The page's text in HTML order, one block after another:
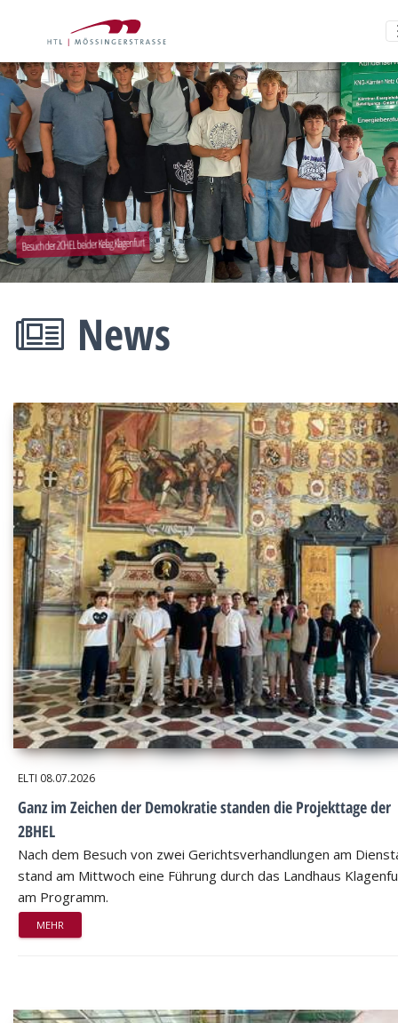
Besuch der 2CHEL bei der Kelag Klagenfurt
News
ELTI 08.07.2026
Ganz im Zeichen der Demokratie standen die Projekttage der
2BHEL
Nach dem Besuch von zwei Gerichtsverhandlungen am
stand am Mittwoch eine Führung durch das Landhaus
am Programm.
MEHR